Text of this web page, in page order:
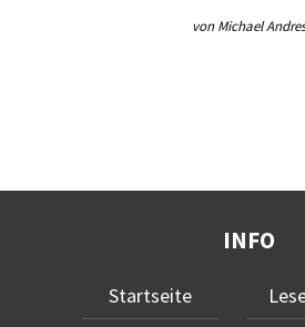
von Michael Andres
INFO
Startseite